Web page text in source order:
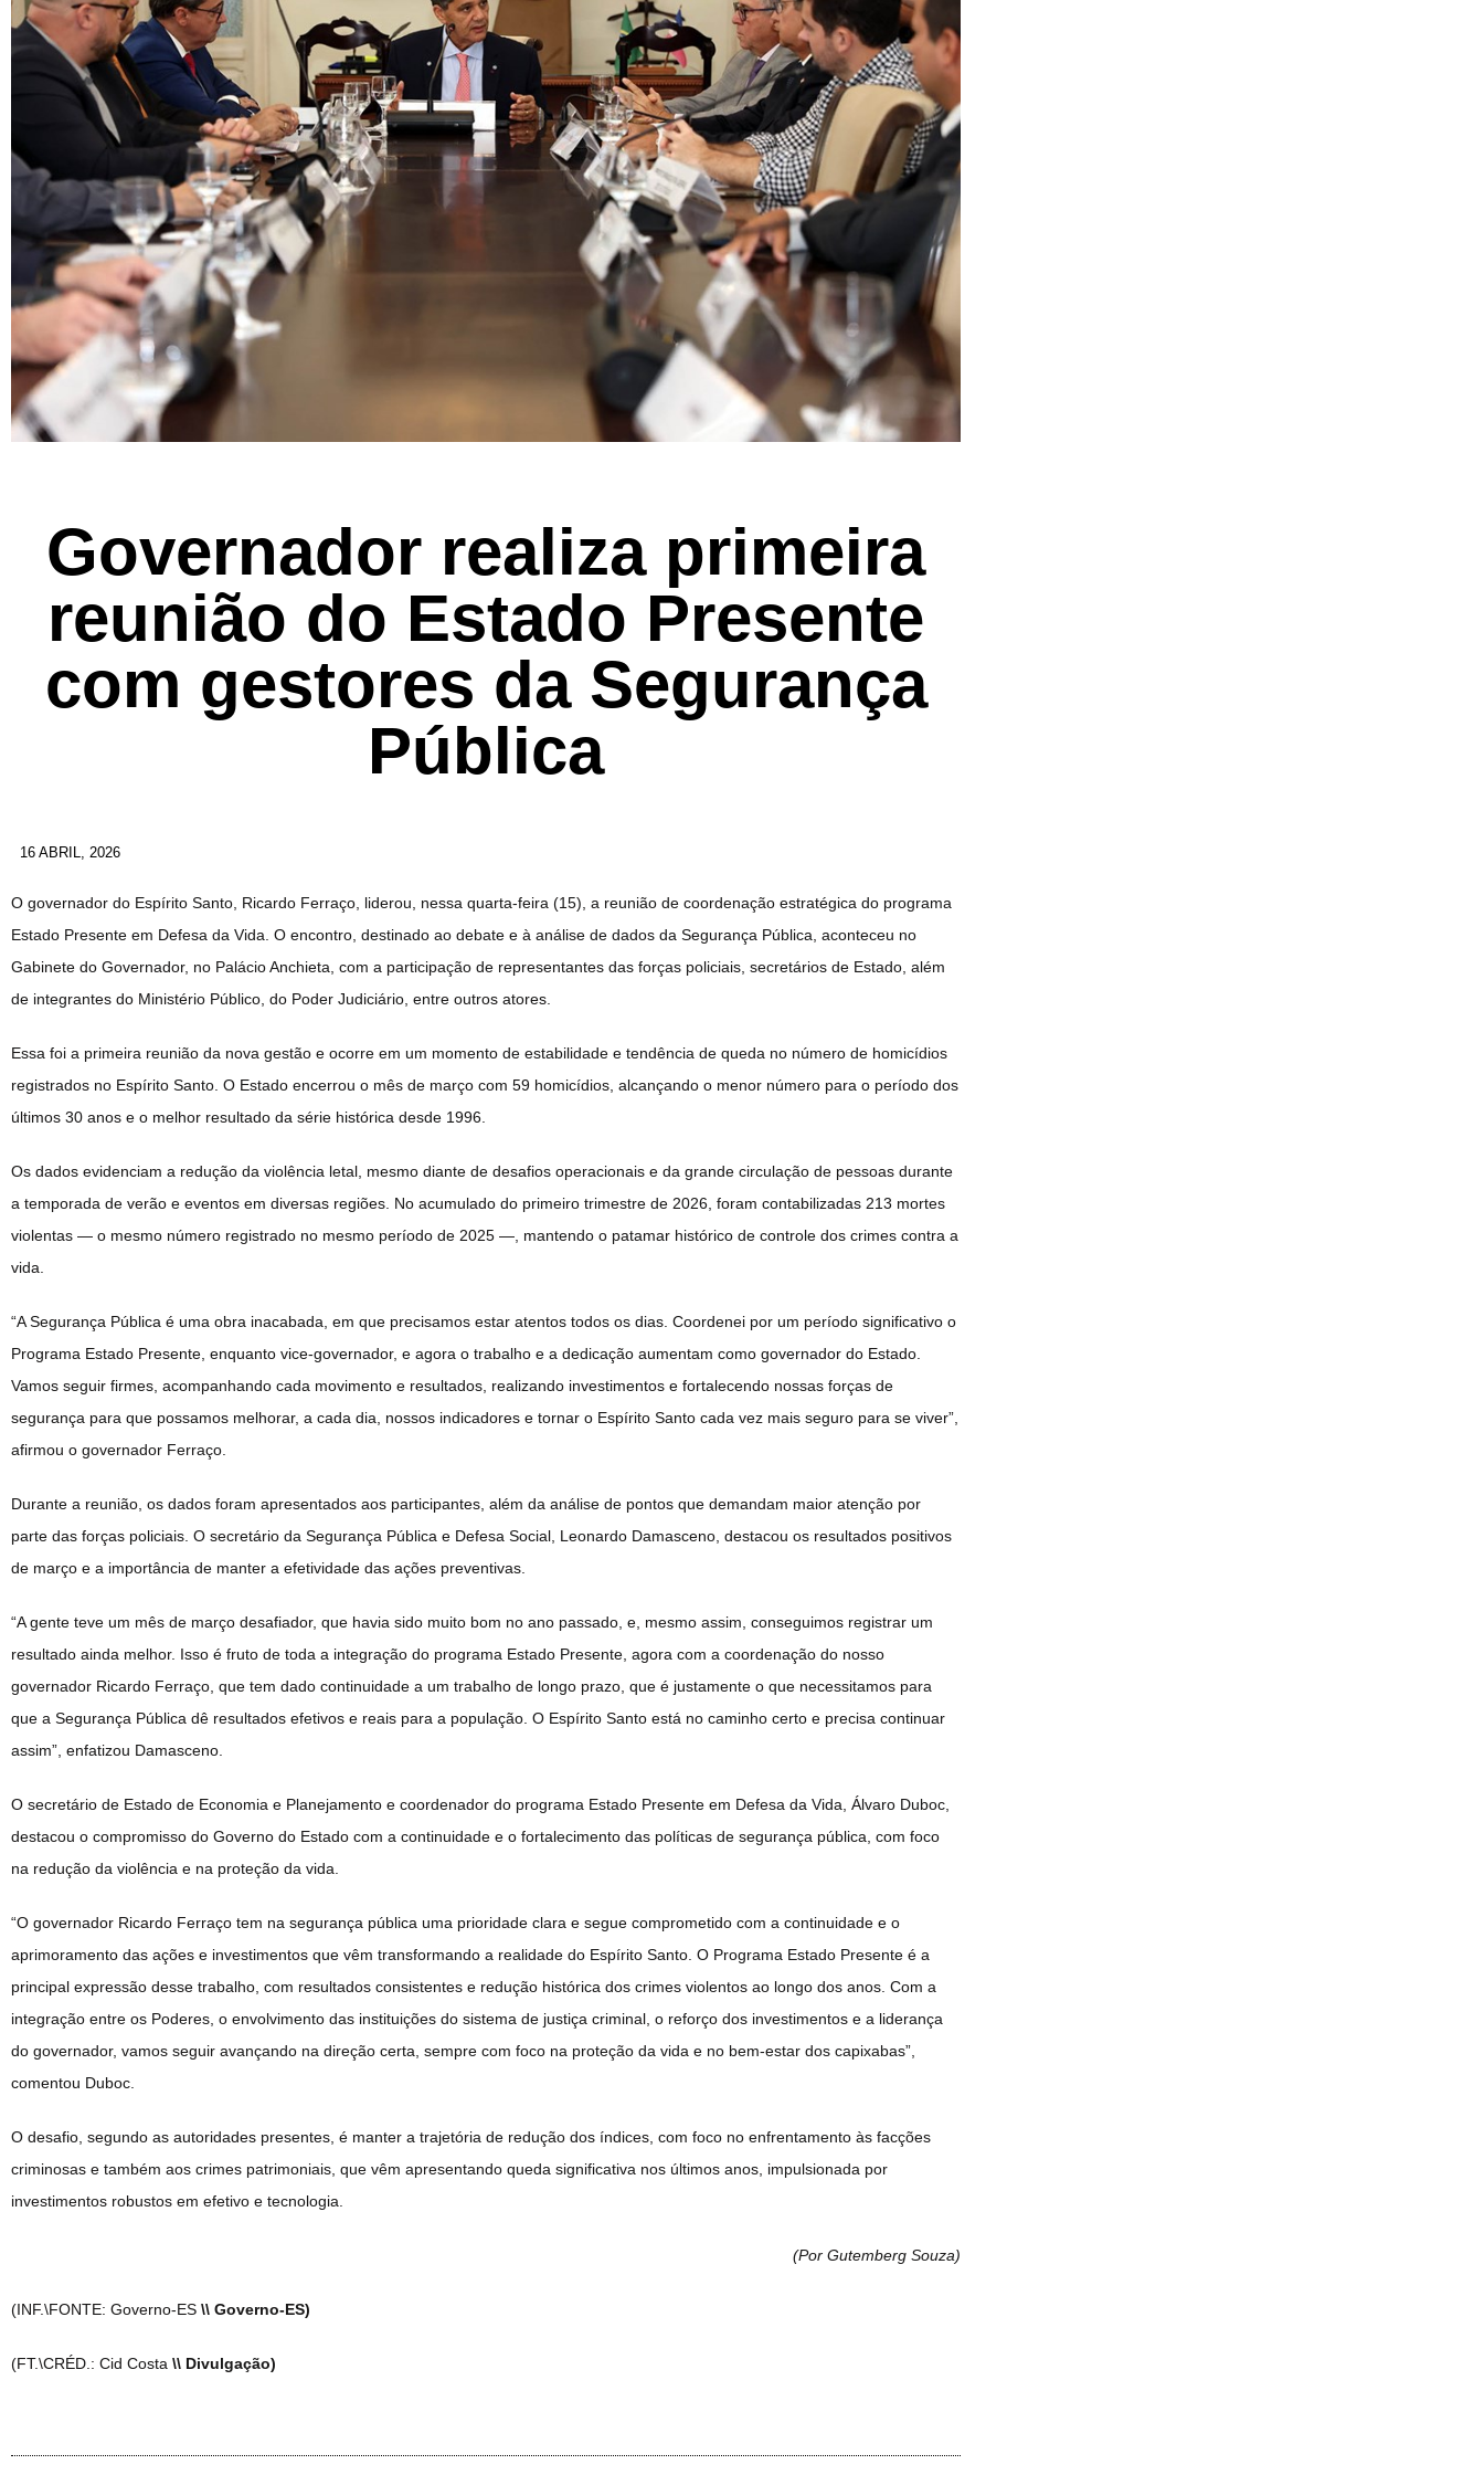
Governador realiza primeira
reunião do Estado Presente
com gestores da Segurança
Pública
16 ABRIL, 2026
O governador do Espírito Santo, Ricardo Ferraço, liderou, nessa quarta-feira (15), a reunião de coordenação estratégica do programa
Estado Presente em Defesa da Vida. O encontro, destinado ao debate e à análise de dados da Segurança Pública, aconteceu no
Gabinete do Governador, no Palácio Anchieta, com a participação de representantes das forças policiais, secretários de Estado, além
de integrantes do Ministério Público, do Poder Judiciário, entre outros atores.
Essa foi a primeira reunião da nova gestão e ocorre em um momento de estabilidade e tendência de queda no número de homicídios
registrados no Espírito Santo. O Estado encerrou o mês de março com 59 homicídios, alcançando o menor número para o período dos
últimos 30 anos e o melhor resultado da série histórica desde 1996.
Os dados evidenciam a redução da violência letal, mesmo diante de desafios operacionais e da grande circulação de pessoas durante
a temporada de verão e eventos em diversas regiões. No acumulado do primeiro trimestre de 2026, foram contabilizadas 213 mortes
violentas — o mesmo número registrado no mesmo período de 2025 —, mantendo o patamar histórico de controle dos crimes contra a
vida.
“A Segurança Pública é uma obra inacabada, em que precisamos estar atentos todos os dias. Coordenei por um período significativo o
Programa Estado Presente, enquanto vice-governador, e agora o trabalho e a dedicação aumentam como governador do Estado.
Vamos seguir firmes, acompanhando cada movimento e resultados, realizando investimentos e fortalecendo nossas forças de
segurança para que possamos melhorar, a cada dia, nossos indicadores e tornar o Espírito Santo cada vez mais seguro para se viver”,
afirmou o governador Ferraço.
Durante a reunião, os dados foram apresentados aos participantes, além da análise de pontos que demandam maior atenção por
parte das forças policiais. O secretário da Segurança Pública e Defesa Social, Leonardo Damasceno, destacou os resultados positivos
de março e a importância de manter a efetividade das ações preventivas.
“A gente teve um mês de março desafiador, que havia sido muito bom no ano passado, e, mesmo assim, conseguimos registrar um
resultado ainda melhor. Isso é fruto de toda a integração do programa Estado Presente, agora com a coordenação do nosso
governador Ricardo Ferraço, que tem dado continuidade a um trabalho de longo prazo, que é justamente o que necessitamos para
que a Segurança Pública dê resultados efetivos e reais para a população. O Espírito Santo está no caminho certo e precisa continuar
assim”, enfatizou Damasceno.
O secretário de Estado de Economia e Planejamento e coordenador do programa Estado Presente em Defesa da Vida, Álvaro Duboc,
destacou o compromisso do Governo do Estado com a continuidade e o fortalecimento das políticas de segurança pública, com foco
na redução da violência e na proteção da vida.
“O governador Ricardo Ferraço tem na segurança pública uma prioridade clara e segue comprometido com a continuidade e o
aprimoramento das ações e investimentos que vêm transformando a realidade do Espírito Santo. O Programa Estado Presente é a
principal expressão desse trabalho, com resultados consistentes e redução histórica dos crimes violentos ao longo dos anos. Com a
integração entre os Poderes, o envolvimento das instituições do sistema de justiça criminal, o reforço dos investimentos e a liderança
do governador, vamos seguir avançando na direção certa, sempre com foco na proteção da vida e no bem-estar dos capixabas”,
comentou Duboc.
O desafio, segundo as autoridades presentes, é manter a trajetória de redução dos índices, com foco no enfrentamento às facções
criminosas e também aos crimes patrimoniais, que vêm apresentando queda significativa nos últimos anos, impulsionada por
investimentos robustos em efetivo e tecnologia.
(Por Gutemberg Souza)
(INF.\FONTE: Governo-ES \\ Governo-ES)
(FT.\CRÉD.: Cid Costa \\ Divulgação)